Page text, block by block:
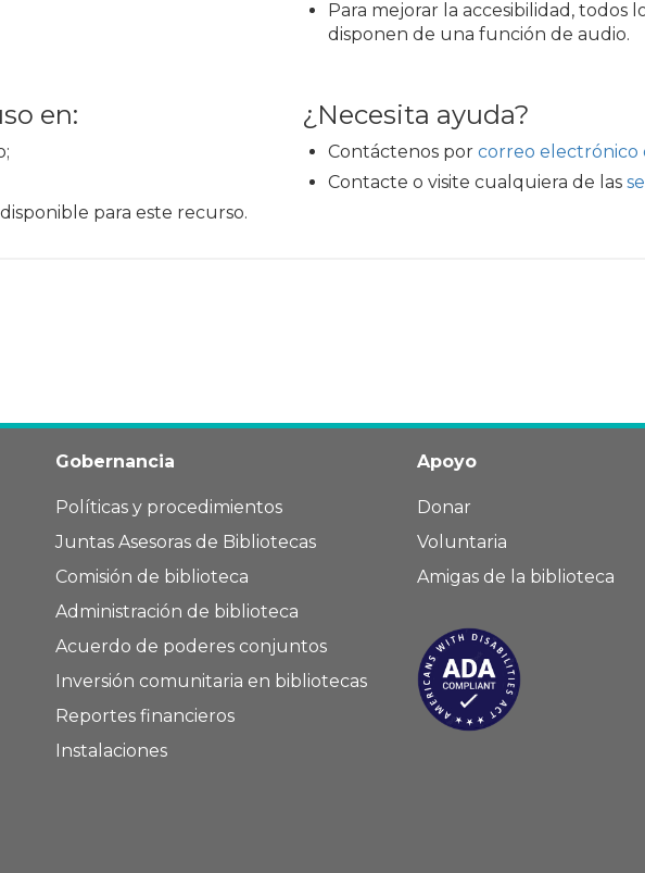
Para mejorar la accesibilidad, todos
disponen de una función de audio.
en:
para este recurso.
¿Necesita ayuda?
Contáctenos por correo electrónico
Contacte o visite cualquiera de las
Gobernancia
Políticas y procedimientos
Juntas Asesoras de Bibliotecas
Comisión de biblioteca
Administración de biblioteca
Acuerdo de poderes conjuntos
Inversión comunitaria en bibliotecas
Reportes financieros
Instalaciones
Apoyo
Donar
Voluntaria
Amigas de la biblioteca